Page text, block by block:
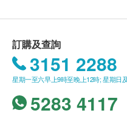
聖約翰草︰又名貫葉連
神及平衡情緒的作用，
購買 永明製藥 產品
免費送貨服務。賬
HK$30運費。
我們將於確定訂單後
訂購及查詢
3151 2288
星期一至六早上9時至晚上12時; 星期日
5283 4117